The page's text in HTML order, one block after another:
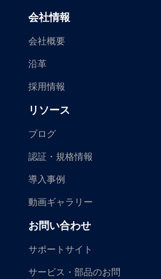
会社情報
会社概要
沿革
採用情報
リソース
ブログ
認証・規格情報
導入事例
動画ギャラリー
お問い合わせ
サポートサイト
サービス・部品のお問